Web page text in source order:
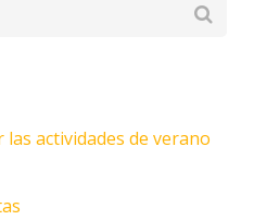
actividades de verano